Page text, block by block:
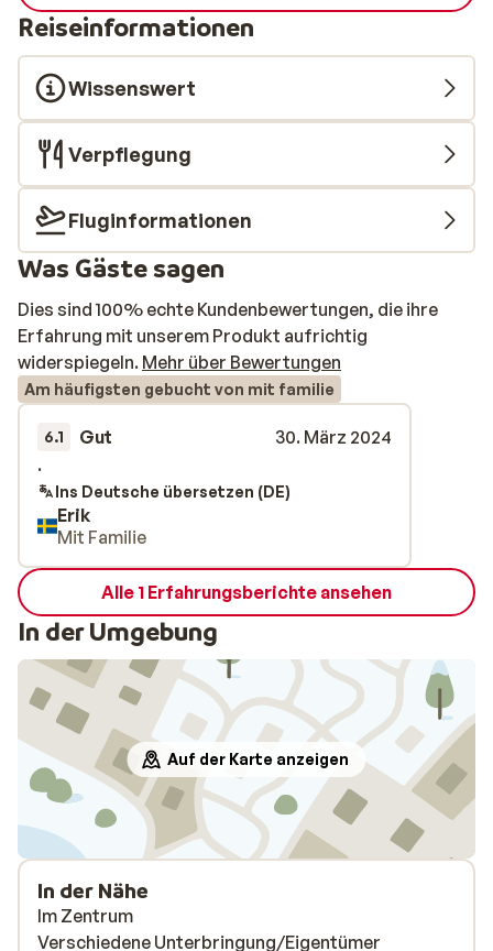
Reiseinformationen
Wissenswert
Verpflegung
Fluginformationen
Was Gäste sagen
Dies sind 100% echte Kundenbewertungen, die ihre
Erfahrung mit unserem Produkt aufrichtig
widerspiegeln. Mehr über Bewertungen
Am häufigsten gebucht von mit familie
6.1 Gut
30. März 2024
..
Ins Deutsche übersetzen (DE)
Erik
Mit Familie
Alle 1 Erfahrungsberichte ansehen
In der Umgebung
Auf der Karte anzeigen
In der Nähe
Im Zentrum
Verschiedene Unterbringung/Eigentümer